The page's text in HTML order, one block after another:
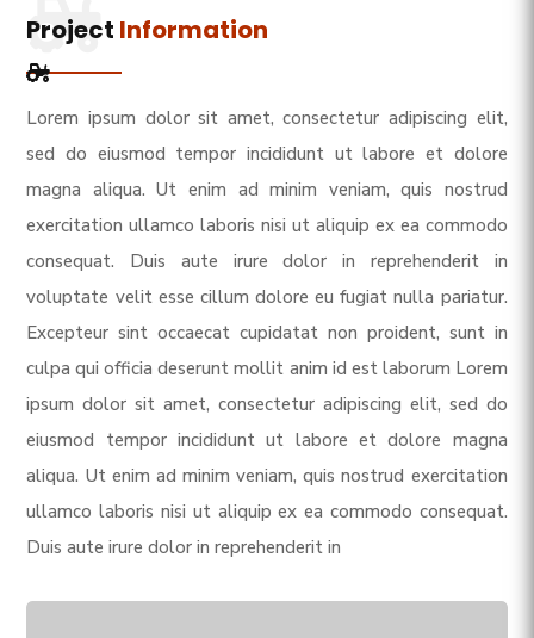
Project Information
Lorem ipsum dolor sit amet, consectetur adipiscing elit,
sed do eiusmod tempor incididunt ut labore et dolore
magna aliqua. Ut enim ad minim veniam, quis nostrud
exercitation ullamco laboris nisi ut aliquip ex ea commodo
consequat. Duis aute irure dolor in reprehenderit in
voluptate velit esse cillum dolore eu fugiat nulla pariatur.
Excepteur sint occaecat cupidatat non proident, sunt in
culpa qui officia deserunt mollit anim id est laborum Lorem
ipsum dolor sit amet, consectetur adipiscing elit, sed do
eiusmod tempor incididunt ut labore et dolore magna
aliqua. Ut enim ad minim veniam, quis nostrud exercitation
ullamco laboris nisi ut aliquip ex ea commodo consequat.
Duis aute irure dolor in reprehenderit in